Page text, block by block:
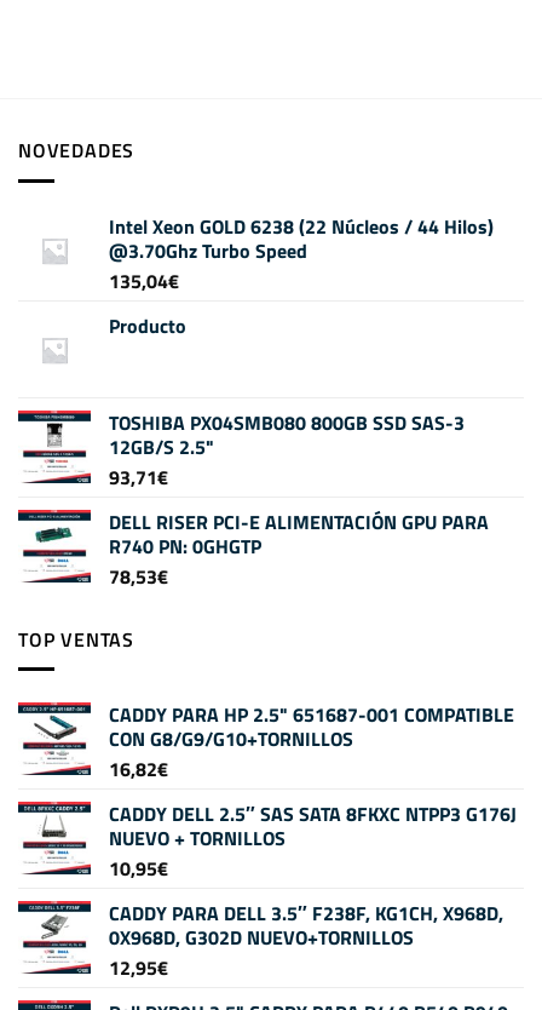
NOVEDADES
Intel Xeon GOLD 6238 (22 Núcleos / 44 Hilos)
@3.70Ghz Turbo Speed
135,04€
Producto
TOSHIBA PX04SMB080 800GB SSD SAS-3
12GB/S 2.5"
93,71€
DELL RISER PCI-E ALIMENTACIÓN GPU PARA
R740 PN: 0GHGTP
78,53€
TOP VENTAS
CADDY PARA HP 2.5" 651687-001 COMPATIBLE
CON G8/G9/G10+TORNILLOS
16,82€
CADDY DELL 2.5″ SAS SATA 8FKXC NTPP3 G176J
NUEVO + TORNILLOS
10,95€
CADDY PARA DELL 3.5″ F238F, KG1CH, X968D,
0X968D, G302D NUEVO+TORNILLOS
12,95€